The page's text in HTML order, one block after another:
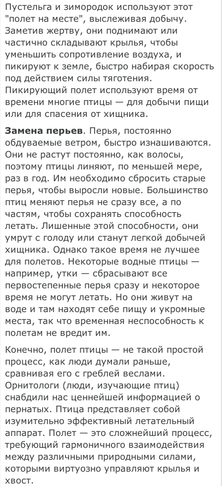
Пустельга и зимородок используют этот
"полет на месте", выслеживая добычу.
Заметив жертву, они поднимают или
частично складывают крылья, чтобы
уменьшить сопротивление воздуха, и
пикируют к земле, быстро набирая скорость
под действием силы тяготения.
Пикирующий полет используют время от
времени многие птицы — для добычи пищи
или для спасения от хищника.
Замена перьев. Перья, постоянно
обдуваемые ветром, быстро изнашиваются.
Они не растут постоянно, как волосы,
поэтому птицы линяют, по меньшей мере,
раз в год. Им необходимо сбросить старые
перья, чтобы выросли новые. Большинство
птиц меняют перья не сразу все, а по
частям, чтобы сохранять способность
летать. Лишенные этой способности, они
умрут с голоду или станут легкой добычей
хищника. Однако такое время не лучшее
для полетов. Некоторые водные птицы —
например, утки — сбрасывают все
первостепенные перья сразу и некоторое
время не могут летать. Но они живут на
воде и там находят себе пищу и укромные
места, так что временная неспособность к
полетам не вредит им.
Конечно, полет птицы — не такой простой
процесс, как люди думали раньше,
сравнивая его с греблей веслами.
Орнитологи (люди, изучающие птиц)
снабдили нас ценнейшей информацией о
пернатых. Птица представляет собой
изумительно эффективный летательный
аппарат. Полет — это сложнейший процесс,
требующий гармоничного взаимодействия
между различными природными силами,
которыми виртуозно управляют крылья и
хвост.